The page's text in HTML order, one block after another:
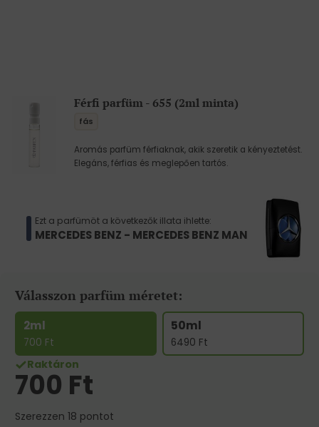
Férfi parfüm - 655 (2ml minta)
fás
Aromás parfüm férfiaknak, akik szeretik a kényeztetést.
Elegáns, férfias és meglepően tartós.
Ezt a parfümöt a következők illata ihlette:
MERCEDES BENZ - MERCEDES BENZ MAN
Válasszon parfüm méretet:
2ml
700 Ft
50ml
6490 Ft
Raktáron
700 Ft
Szerezzen 18 pontot